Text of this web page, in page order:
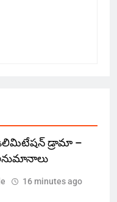
డ్రామా –
16 minutes ago